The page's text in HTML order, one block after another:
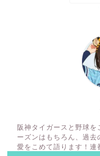
阪神タイガースと野球
ーズンはもちろん、過去
愛をこめて語ります！連